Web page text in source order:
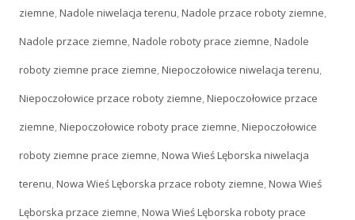
ziemne,Nadole niwelacja terenu,Nadole przace roboty ziemne,
Nadole przace ziemne,Nadole roboty prace ziemne,Nadole
roboty ziemne prace ziemne,Niepoczołowice niwelacja terenu,
Niepoczołowice przace roboty ziemne,Niepoczołowice przace
ziemne,Niepoczołowice roboty prace ziemne,Niepoczołowice
roboty ziemne prace ziemne,Nowa Wieś Lęborska niwelacja
terenu,Nowa Wieś Lęborska przace roboty ziemne,Nowa Wieś
Lęborska przace ziemne,Nowa Wieś Lęborska roboty prace